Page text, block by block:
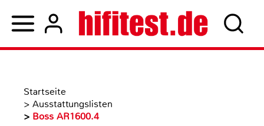
Startseite
> Ausstattungslisten
> Boss AR1600.4